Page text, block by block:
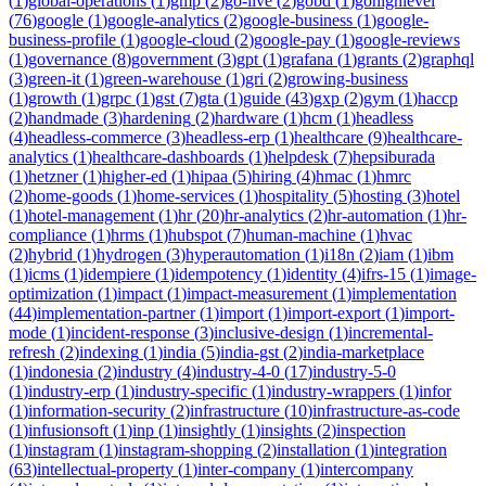
(76)google (1)google-analytics (2)google-business (1)google-
business-profile (1)google-cloud (2)google-pay (1)google-reviews
(1)governance (8)government (3)gpt (1)grafana (1)grants (2)graphql
(3)green-it (1)green-warehouse (1)gri (2)growing-business
(1)growth (1)grpc (1)gst (7)gta (1)guide (43)gxp (2)gym (1)haccp
(2)handmade (3)hardening (2)hardware (1)hcm (1)headless
(4)headless-commerce (3)headless-erp (1)healthcare (9)healthcare-
analytics (1)healthcare-dashboards (1)helpdesk (7)hepsiburada
(1)hetzner(1)higher-ed (1)hipaa (5)hiring (4)hmac (1)hmrc
(2)home-goods (1)home-services (1)hospitality (5)hosting (3)hotel
(1)hotel-management (1)hr(20)hr-analytics (2)hr-automation (1)hr-
compliance (1)hrms (1)hubspot (7)human-machine (1)hvac
(2)hybrid (1)hydrogen (3)hyperautomation (1)i18n (2)iam (1)ibm
(1)icms (1)idempiere (1)idempotency (1)identity (4)ifrs-15 (1)image-
optimization (1)impact (1)impact-measurement (1)implementation
(44)implementation-partner(1)import (1)import-export (1)import-
mode (1)incident-response (3)inclusive-design (1)incremental-
refresh (2)indexing (1)india (5)india-gst (2)india-marketplace
(1)indonesia (2)industry (4)industry-4-0 (17)industry-5-0
(1)industry-erp (1)industry-specific (1)industry-wrappers (1)infor
(1)information-security (2)infrastructure (10)infrastructure-as-code
(1)infusionsoft (1)inp (1)insightly (1)insights (2)inspection
(1)instagram (1)instagram-shopping (2)installation (1)integration
(63)intellectual-property (1)inter-company (1)intercompany